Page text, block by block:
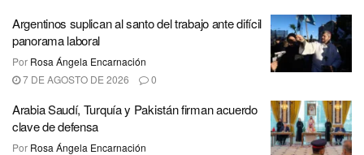
Argentinos suplican al santo del trabajo ante difícil
panorama laboral
Por Rosa Ángela Encarnación
7 DE AGOSTO DE 2026
0
Arabia Saudí, Turquía y Pakistán firman acuerdo
clave de defensa
Por Rosa Ángela Encarnación